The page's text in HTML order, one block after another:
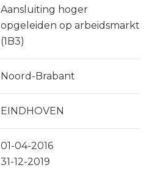
Aansluiting hoger
opgeleiden op arbeidsmarkt
(1B3)
Noord-Brabant
EINDHOVEN
01-04-2016
31-12-2019